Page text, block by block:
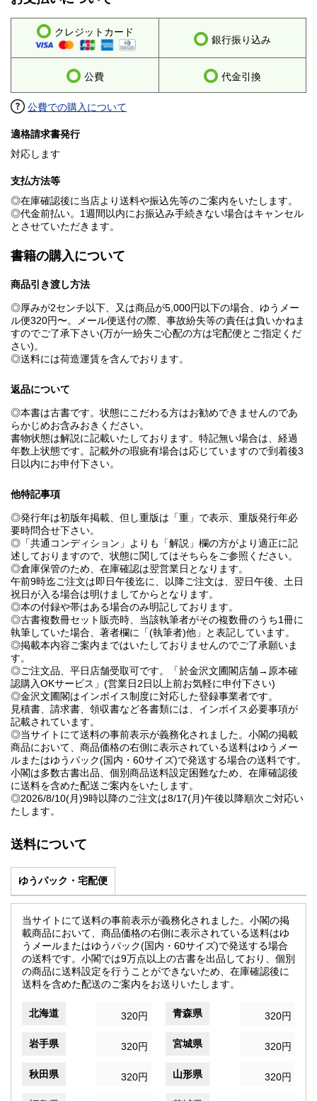
クレジットカード
銀行振り込み
公費 代金引換
公費での購入について
適格請求書発行
対応します
支払方法等
◎在庫確認後に当店より送料や振込先等のご案内をいたします。
◎代金前払い。1週間以内にお振込み手続きない場合はキャンセル
とさせていただきます。
書籍の購入について
商品引き渡し方法
◎厚みが2センチ以下、又は商品が5,000円以下の場合、ゆうメー
ル便320円〜。メール便送付の際、事故紛失等の責任は負いかねま
すのでご了承下さい(万が一紛失ご心配の方は宅配便とご指定くだ
さい)。
◎送料には荷造運賃を含んでおります。
返品について
◎本書は古書です。状態にこだわる方はお勧めできませんのであ
らかじめお含みおきください。
書物状態は解説に記載いたしております。特記無い場合は、経過
年数上状態です。記載外の瑕疵有場合は応じていますので到着後3
日以内にお申付下さい。
他特記事項
◎発行年は初版年掲載、但し重版は「重」で表示、重版発行年必
要時問合せ下さい。
◎「共通コンディション」よりも「解説」欄の方がより適正に記
述しておりますので、状態に関してはそちらをご参照ください。
◎倉庫保管のため、在庫確認は翌営業日となります。
午前9時迄ご注文は即日午後迄に、以降ご注文は、翌日午後、土日
祝日が入る場合は明けましてからとなります。
◎本の付録や帯はある場合のみ明記しております。
◎古書複数冊セット販売時、当該執筆者がその複数冊のうち1冊に
執筆していた場合、著者欄に「(執筆者)他」と表記しています。
◎掲載本内容ご案内まではいたしておりませんのでご了承願いま
す。
◎ご注文品、平日店舗受取可です。「於金沢文圃閣店舗→原本確
認購入OKサービス」(営業日2日以上前お気軽に申付下さい)
◎金沢文圃閣はインボイス制度に対応した登録事業者です。
見積書、請求書、領収書など各書類には、インボイス必要事項が
記載されています。
◎当サイトにて送料の事前表示が義務化されました。小閣の掲載
商品において、商品価格の右側に表示されている送料はゆうメー
ルまたはゆうパック(国内・60サイズ)で発送する場合の送料です。
小閣は多数古書出品、個別商品送料設定困難なため、在庫確認後
に送料を含めた配送ご案内をいたします。
◎2026/8/10(月)9時以降のご注文は8/17(月)午後以降順次ご対応い
たします。
送料について
ゆうパック・宅配便
当サイトにて送料の事前表示が義務化されました。小閣の掲
載商品において、商品価格の右側に表示されている送料はゆ
うメールまたはゆうパック(国内・60サイズ)で発送する場合
の送料です。小閣では9万点以上の古書を出品しており、個別
の商品に送料設定を行うことができないため、在庫確認後に
送料を含めた配送のご案内をお送りいたします。
北海道 320円 青森県 320円
岩手県 320円 宮城県 320円
秋田県 320円 山形県 320円